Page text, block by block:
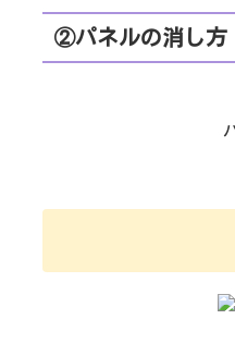
②パネルの消し方